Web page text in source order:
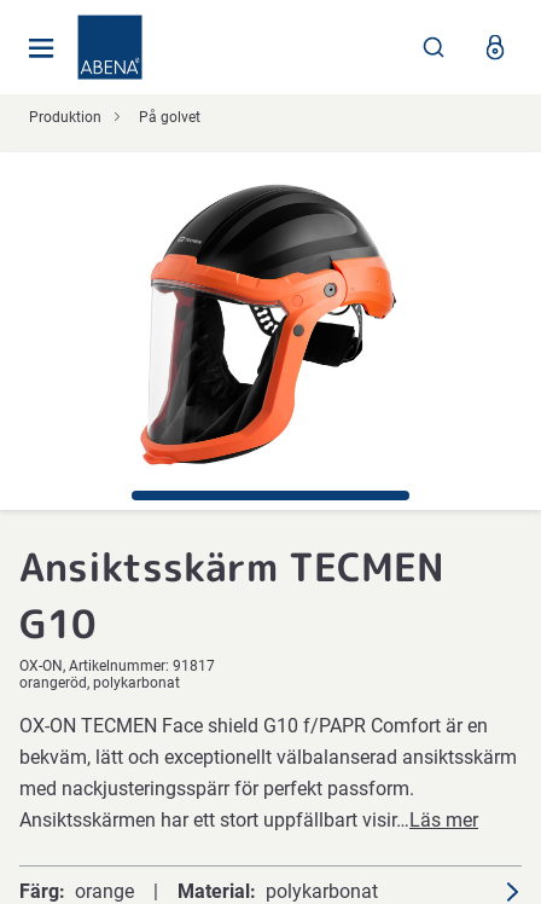
Produktion På golvet
Ansiktsskärm TECMEN
G10
OX-ON Artikelnummer: 91817
orangeröd, polykarbonat
OX-ON TECMEN Face shield G10 f/PAPR Comfort är en
bekväm, lätt och exceptionellt välbalanserad ansiktsskärm
med nackjusteringsspärr för perfekt passform.
Ansiktsskärmen har ett stort uppfällbart visir…Läs mer
Färg orange Material polykarbonat